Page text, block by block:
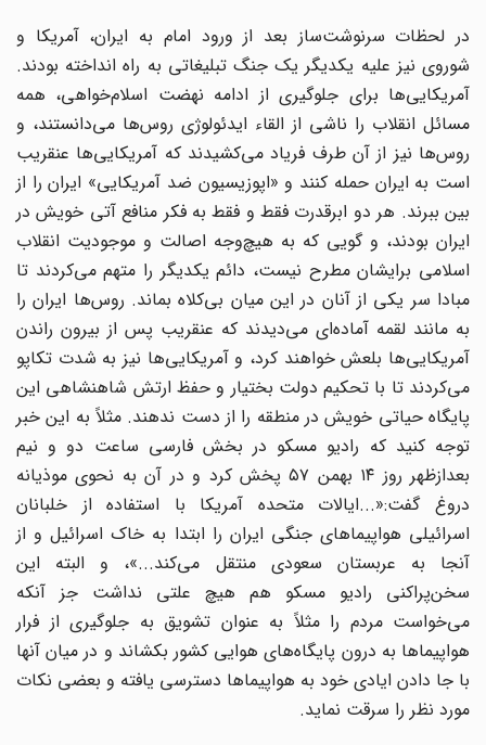
در لحظات سرنوشت‌ساز بعد از ورود امام به ایران، آمریکا و
شوروی نیز علیه یکدیگر یک جنگ تبلیغاتی به راه انداخته بودند.
آمریکایی‌ها برای جلوگیری از ادامه نهضت اسلام‌خواهی، همه
مسائل انقلاب را ناشی از القاء ایدئولوژی روس‌ها می‌دانستند، و
روس‌ها نیز از آن طرف فریاد می‌کشیدند که آمریکایی‌ها عنقریب
است به ایران حمله کنند و «اپوزیسیون ضد آمریکایی» ایران را از
بین ببرند. هر دو ابرقدرت فقط و فقط به فکر منافع آتی خویش در
ایران بودند، و گویی که به هیچ‌وجه اصالت و موجودیت انقلاب
اسلامی برایشان مطرح نیست، دائم یکدیگر را متهم می‌کردند تا
مبادا سر یکی از آنان در این میان بی‌کلاه بماند. روس‌ها ایران را
به مانند لقمه آماده‌ای می‌دیدند که عنقریب پس از بیرون راندن
آمریکایی‌ها بلعش خواهند کرد، و آمریکایی‌ها نیز به شدت تکاپو
می‌کردند تا با تحکیم دولت بختیار و حفظ ارتش شاهنشاهی این
پایگاه حیاتی خویش در منطقه را از دست ندهند. مثلاً به این خبر
توجه کنید که رادیو مسکو در بخش فارسی ساعت دو و نیم
بعدازظهر روز ۱۴ بهمن ۵۷ پخش کرد و در آن به نحوی موذیانه
دروغ گفت:«...ایالات متحده آمریکا با استفاده از خلبانان
اسرائیلی هواپیماهای جنگی ایران را ابتدا به خاک اسرائیل و از
آنجا به عربستان سعودی منتقل می‌کند...»، و البته این
سخن‌پراکنی رادیو مسکو هم هیچ علتی نداشت جز آنکه
می‌خواست مردم را مثلاً به عنوان تشویق به جلوگیری از فرار
هواپیماها به درون پایگاه‌های هوایی کشور بکشاند و در میان آنها
با جا دادن ایادی خود به هواپیماها دسترسی یافته و بعضی نکات
مورد نظر را سرقت نماید.